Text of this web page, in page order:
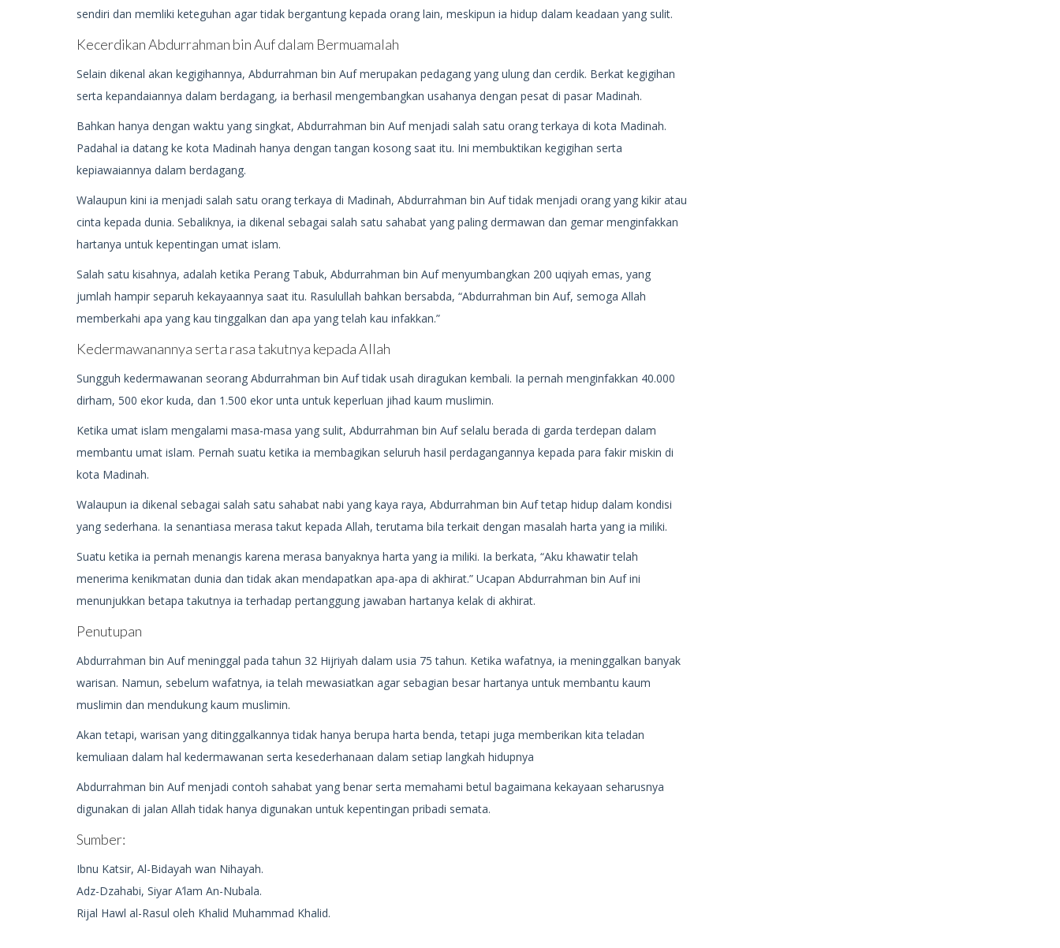
sendiri dan memliki keteguhan agar tidak bergantung kepada orang lain, meskipun ia hidup dalam keadaan yang sulit.
Kecerdikan Abdurrahman bin Auf dalam Bermuamalah
Selain dikenal akan kegigihannya, Abdurrahman bin Auf merupakan pedagang yang ulung dan cerdik. Berkat kegigihan
serta kepandaiannya dalam berdagang, ia berhasil mengembangkan usahanya dengan pesat di pasar Madinah.
Bahkan hanya dengan waktu yang singkat, Abdurrahman bin Auf menjadi salah satu orang terkaya di kota Madinah.
Padahal ia datang ke kota Madinah hanya dengan tangan kosong saat itu. Ini membuktikan kegigihan serta
kepiawaiannya dalam berdagang.
Walaupun kini ia menjadi salah satu orang terkaya di Madinah, Abdurrahman bin Auf tidak menjadi orang yang kikir atau
cinta kepada dunia. Sebaliknya, ia dikenal sebagai salah satu sahabat yang paling dermawan dan gemar menginfakkan
hartanya untuk kepentingan umat islam.
Salah satu kisahnya, adalah ketika Perang Tabuk, Abdurrahman bin Auf menyumbangkan 200 uqiyah emas, yang
jumlah hampir separuh kekayaannya saat itu. Rasulullah bahkan bersabda, “Abdurrahman bin Auf, semoga Allah
memberkahi apa yang kau tinggalkan dan apa yang telah kau infakkan.”
Kedermawanannya serta rasa takutnya kepada Allah
Sungguh kedermawanan seorang Abdurrahman bin Auf tidak usah diragukan kembali. Ia pernah menginfakkan 40.000
dirham, 500 ekor kuda, dan 1.500 ekor unta untuk keperluan jihad kaum muslimin.
Ketika umat islam mengalami masa-masa yang sulit, Abdurrahman bin Auf selalu berada di garda terdepan dalam
membantu umat islam. Pernah suatu ketika ia membagikan seluruh hasil perdagangannya kepada para fakir miskin di
kota Madinah.
Walaupun ia dikenal sebagai salah satu sahabat nabi yang kaya raya, Abdurrahman bin Auf tetap hidup dalam kondisi
yang sederhana. Ia senantiasa merasa takut kepada Allah, terutama bila terkait dengan masalah harta yang ia miliki.
Suatu ketika ia pernah menangis karena merasa banyaknya harta yang ia miliki. Ia berkata, “Aku khawatir telah
menerima kenikmatan dunia dan tidak akan mendapatkan apa-apa di akhirat.” Ucapan Abdurrahman bin Auf ini
menunjukkan betapa takutnya ia terhadap pertanggung jawaban hartanya kelak di akhirat.
Penutupan
Abdurrahman bin Auf meninggal pada tahun 32 Hijriyah dalam usia 75 tahun. Ketika wafatnya, ia meninggalkan banyak
warisan. Namun, sebelum wafatnya, ia telah mewasiatkan agar sebagian besar hartanya untuk membantu kaum
muslimin dan mendukung kaum muslimin.
Akan tetapi, warisan yang ditinggalkannya tidak hanya berupa harta benda, tetapi juga memberikan kita teladan
kemuliaan dalam hal kedermawanan serta kesederhanaan dalam setiap langkah hidupnya
Abdurrahman bin Auf menjadi contoh sahabat yang benar serta memahami betul bagaimana kekayaan seharusnya
digunakan di jalan Allah tidak hanya digunakan untuk kepentingan pribadi semata.
Sumber:
Ibnu Katsir, Al-Bidayah wan Nihayah.
Adz-Dzahabi, Siyar A’lam An-Nubala.
Rijal Hawl al-Rasul oleh Khalid Muhammad Khalid.